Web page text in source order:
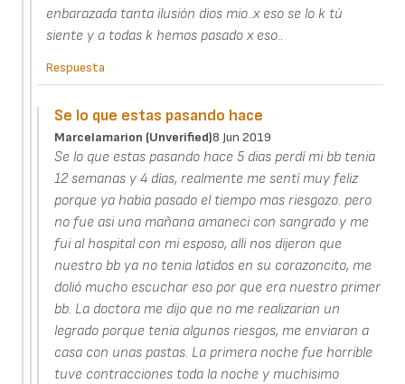
enbarazada tanta ilusión dios mio..x eso se lo k tú
siente y a todas k hemos pasado x eso..
Respuesta
Se lo que estas pasando hace
Marcelamarion (unverified)8 Jun 2019
Se lo que estas pasando hace 5 dias perdí mi bb tenia
12 semanas y 4 días, realmente me sentí muy feliz
porque ya habia pasado el tiempo mas riesgozo. pero
no fue asi una mañana amaneci con sangrado y me
fui al hospital con mi esposo, alli nos dijeron que
nuestro bb ya no tenia latidos en su corazoncito, me
dolió mucho escuchar eso por que era nuestro primer
bb. La doctora me dijo que no me realizarian un
legrado porque tenia algunos riesgos, me enviaron a
casa con unas pastas. La primera noche fue horrible
tuve contracciones toda la noche y muchisimo